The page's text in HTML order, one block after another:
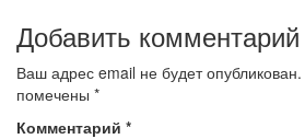
Добавить комментарий
Ваш адрес email не будет опубликован.
помечены *
Комментарий *